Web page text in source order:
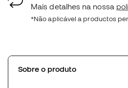
Mais detalhes na nossa
*Não aplicável a productos
Sobre o produto